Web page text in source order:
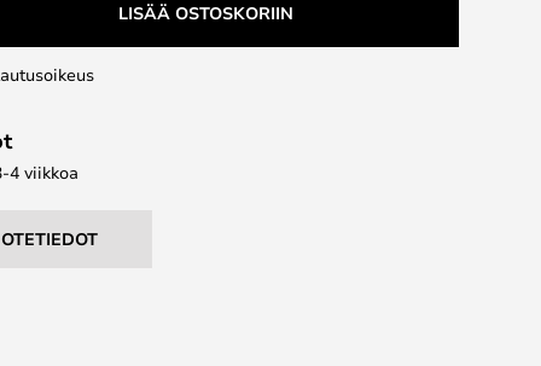
LISÄÄ OSTOSKORIIN
4 viikkoa